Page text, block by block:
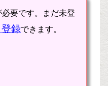
要です。まだ未登
録できます。